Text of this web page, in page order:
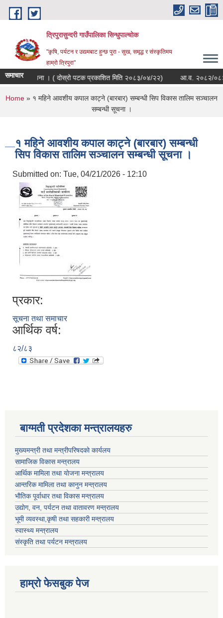
Skip to main content
त्रिपुरासुन्दरी गाउँपालिका सिन्धुपाल्चाेक
"कृषि, पर्यटन र उद्यमबाट हुन्छ पुरा - सुख, समृद्ध र संस्कृतिमय
हाम्रो त्रिपुरा"
समाचार
सम्बन्धी सूचना । ( दोस्रो पटक प्रकाशित मिति २०८३/०४/२२) आ.व. २०८२/०८३
You are here
Home » १ महिने आवशीय कपाल काट्ने (बारबार) सम्बन्धी सिप विकास तालिम सञ्चालन
सम्बन्धी सूचना ।
१ महिने आवशीय कपाल काट्ने (बारबार) सम्बन्धी
सिप विकास तालिम सञ्चालन सम्बन्धी सूचना ।
Submitted on: Tue, 04/21/2026 - 12:10
प्रकार:
सूचना तथा समाचार
आर्थिक वर्ष:
८२/८३
बाग्मती प्रदेशका मन्त्रालयहरु
मुख्यमन्त्री तथा मन्त्रीपरिषदकाे कार्यलय
सामाजिक विकास मन्त्रालय
आर्थिक मामिला तथा याेजना मन्त्रालय
आन्तरिक मामिला तथा कानुन मन्त्रालय
भाैतिक पूर्वाधार तथा विकास मन्त्रालय
उद्याेग, वन, पर्यटन तथा वातावरण मन्त्रालय
भूमी व्यवस्था,कृषी तथा सहकारी मन्त्रालय
स्वास्थ्य मन्त्रालय
संस्कृति तथा पर्यटन मन्त्रालय
हाम्राे फेसबुक पेज